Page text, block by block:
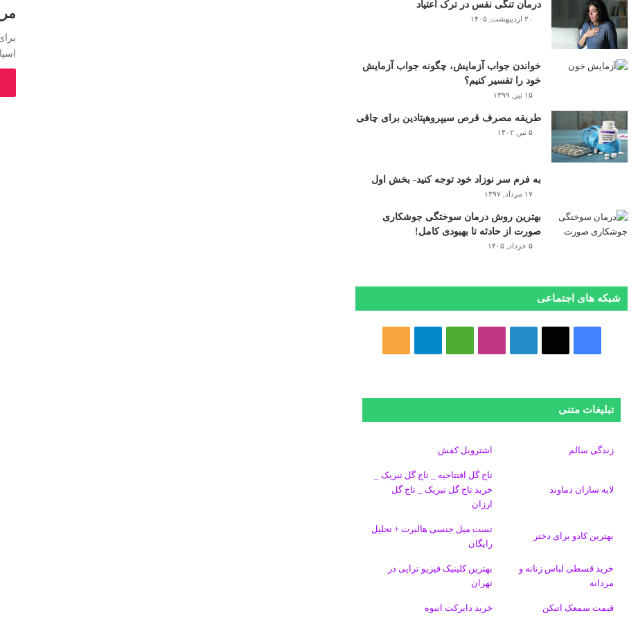
درمان تنگی نفس در ترک اعتیاد
۲۰ اردیبهشت, ۱۴۰۵
خواندن جواب آزمایش، چگونه جواب آزمایش
خود را تفسیر کنیم؟
۱۵ تیر, ۱۳۹۹
طریقه مصرف قرص سیپروهپتادین برای چاقی
۵ تیر, ۱۴۰۲
به فرم سر نوزاد خود توجه کنید- بخش اول
۱۷ مرداد, ۱۳۹۷
بهترین روش درمان سوختگی جوشکاری
صورت از حادثه تا بهبودی کامل!
۵ خرداد, ۱۴۰۵
شبکه های اجتماعی
س
ب
و
ک
س
ن
ک
ن
س
ت
ا
گ
ر
م
d
i
u
m
گ
ر
م
ر
ا
تبلیغات متنی
زندگی سالم اشتروبل کفش
لایه سازان دماوند
تاج گل افتتاحیه _ تاج گل تبریک _
خرید تاج گل تبریک _ تاج گل
ارزان
بهترین کادو برای دختر
تست میل جنسی هالبرت + تحلیل
رایگان
خرید قسطی لباس زنانه و
مردانه
بهترین کلینیک فیزیو تراپی در
تهران
قیمت سمعک اتیکن خرید دایرکت انبوه